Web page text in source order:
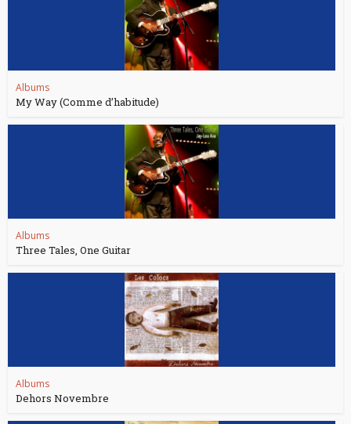
Albums
My Way (Comme d’habitude)
Albums
Three Tales, One Guitar
Albums
Dehors Novembre